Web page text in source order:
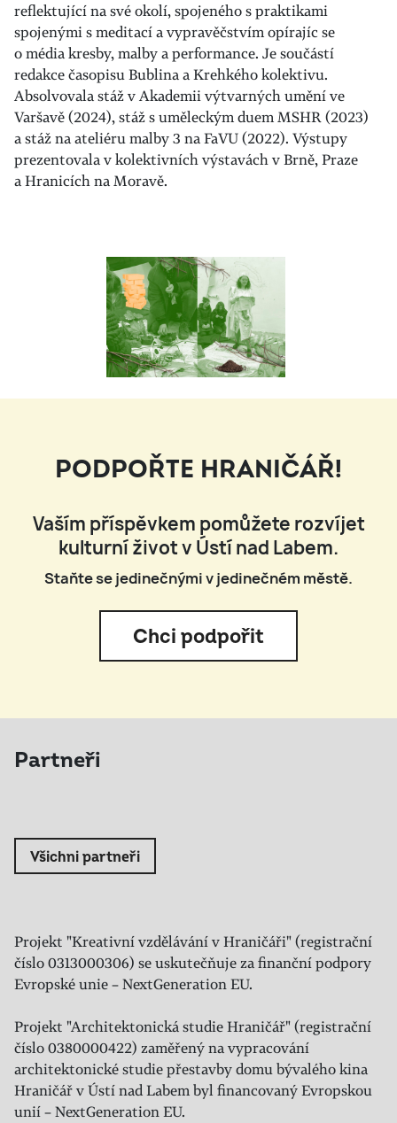
reflektující na své okolí, spojeného s praktikami
spojenými s meditací a vypravěčstvím opírajíc se
o média kresby, malby a performance. Je součástí
redakce časopisu Bublina a Krehkého kolektivu.
Absolvovala stáž v Akademii výtvarných umění ve
Varšavě (2024), stáž s uměleckým duem MSHR (2023)
a stáž na ateliéru malby 3 na FaVU (2022). Výstupy
prezentovala v kolektivních výstavách v Brně, Praze
a Hranicích na Moravě.
PODPOŘTE HRANIČÁŘ!
Vaším příspěvkem pomůžete rozvíjet
kulturní život v Ústí nad Labem.
Staňte se jedinečnými v jedinečném městě.
Chci podpořit
Partneři
Všichni partneři
Projekt "Kreativní vzdělávání v Hraničáři" (registrační
číslo 0313000306) se uskutečňuje za finanční podpory
Evropské unie – NextGeneration EU.
Projekt "Architektonická studie Hraničář" (registrační
číslo 0380000422) zaměřený na vypracování
architektonické studie přestavby domu bývalého kina
Hraničář v Ústí nad Labem byl financovaný Evropskou
unií – NextGeneration EU.